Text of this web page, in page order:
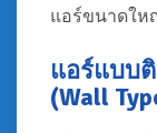
แอร์ขนาดให
แอร์แบบ
(Wall